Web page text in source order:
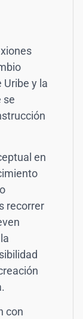
Uribe y la
se
en
recorrer
con